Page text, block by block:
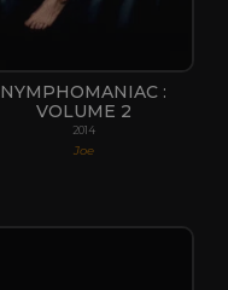
NYMPHOMANIAC :
VOLUME 2
2014
Joe